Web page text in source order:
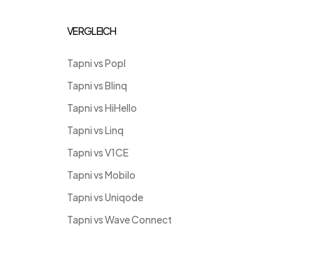
VERGLEICH
Tapni vs Popl
Tapni vs Blinq
Tapni vs HiHello
Tapni vs Linq
Tapni vs V1CE
Tapni vs Mobilo
Tapni vs Uniqode
Tapni vs Wave Connect